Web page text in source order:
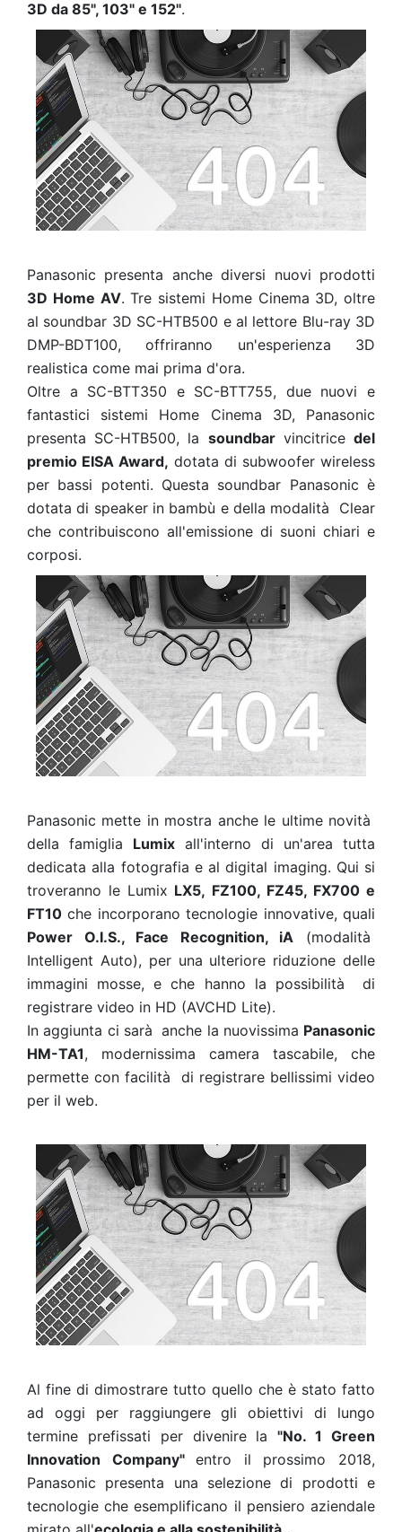
3D da 85", 103" e 152".
Panasonic presenta anche diversi nuovi prodotti
3D Home AV. Tre sistemi Home Cinema 3D, oltre
al soundbar 3D SC-HTB500 e al lettore Blu-ray 3D
DMP-BDT100, offriranno un'esperienza 3D
realistica come mai prima d'ora.
Oltre a SC-BTT350 e SC-BTT755, due nuovi e
fantastici sistemi Home Cinema 3D, Panasonic
presenta SC-HTB500, la soundbarvincitricedel
premio EISA Award, dotata di subwoofer wireless
per bassi potenti. Questa soundbar Panasonic è
dotata di speaker in bambù e della modalità Clear
che contribuiscono all'emissione di suoni chiari e
corposi.
Panasonic mette in mostra anche le ultime novità
della famiglia Lumix all'interno di un'area tutta
dedicata alla fotografia e al digital imaging. Qui si
troveranno le Lumix LX5, FZ100, FZ45, FX700 e
FT10 che incorporano tecnologie innovative, quali
Power O.I.S., Face Recognition, iA (modalità
Intelligent Auto), per una ulteriore riduzione delle
immagini mosse, e che hanno la possibilità di
registrare video in HD (AVCHD Lite).
In aggiunta ci sarà anche la nuovissima Panasonic
HM-TA1, modernissima camera tascabile, che
permette con facilità di registrare bellissimi video
per il web.
Al fine di dimostrare tutto quello che è stato fatto
ad oggi per raggiungere gli obiettivi di lungo
termine prefissati per divenire la"No. 1 Green
Innovation Company"entro il prossimo 2018,
Panasonic presenta una selezione di prodotti e
tecnologie che esemplificano il pensiero aziendale